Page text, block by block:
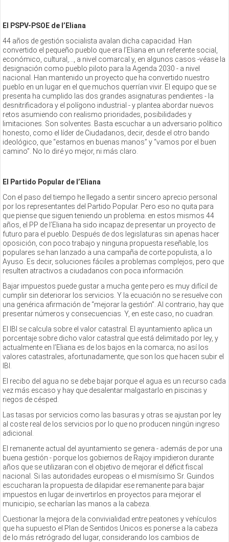
El PSPV-PSOE de l’Eliana
44 años de gestión socialista avalan dicha capacidad. Han
convertido el pequeño pueblo que era l’Eliana en un referente social,
económico, cultural,…, a nivel comarcal y, en algunos casos -véase la
designación como pueblo piloto para la Agenda 2030 - a nivel
nacional. Han mantenido un proyecto que ha convertido nuestro
pueblo en un lugar en el que muchos querrían vivir. El equipo que se
presenta ha cumplido las dos grandes asignaturas pendientes - la
desnitrificadora y el polígono industrial - y plantea abordar nuevos
retos asumiendo con realismo prioridades, posibilidades y
limitaciones. Son solventes. Basta escuchar a un adversario político
honesto, como el líder de Ciudadanos, decir, desde el otro bando
ideológico, que “estamos en buenas manos” y “vamos por el buen
camino”. No lo diré yo mejor, ni más claro.
El Partido Popular de l’Eliana
Con el paso del tiempo he llegado a sentir sincero aprecio personal
por los representantes del Partido Popular. Pero eso no quita para
que piense que siguen teniendo un problema: en estos mismos 44
años, el PP de l’Eliana ha sido incapaz de presentar un proyecto de
futuro para el pueblo. Después de dos legislaturas sin apenas hacer
oposición, con poco trabajo y ninguna propuesta reseñable, los
populares se han lanzado a una campaña de corte populista, a lo
Ayuso. Es decir, soluciones fáciles a problemas complejos, pero que
resulten atractivos a ciudadanos con poca información.
Bajar impuestos puede gustar a mucha gente pero es muy difícil de
cumplir sin deteriorar los servicios. Y la ecuación no se resuelve con
una genérica afirmación de “mejorar la gestión”. Al contrario, hay que
presentar números y consecuencias. Y, en este caso, no cuadran.
El IBI se calcula sobre el valor catastral. El ayuntamiento aplica un
porcentaje sobre dicho valor catastral que está delimitado por ley, y
actualmente en l’Eliana es de los bajos en la comarca; no así los
valores catastrales, afortunadamente, que son los que hacen subir el
IBI.
El recibo del agua no se debe bajar porque el agua es un recurso cada
vez más escaso y hay que desalentar malgastarlo en piscinas y
riegos de césped.
Las tasas por servicios como las basuras y otras se ajustan por ley
al coste real de los servicios por lo que no producen ningún ingreso
adicional.
El remanente actual del ayuntamiento se genera - además de por una
buena gestión - porque los gobiernos de Rajoy impidieron durante
años que se utilizaran con el objetivo de mejorar el déficit fiscal
nacional. Si las autoridades europeas o el mismísimo Sr. Guindos
escucharan la propuesta de dilapidar ese remanente para bajar
impuestos en lugar de invertirlos en proyectos para mejorar el
municipio, se echarían las manos a la cabeza.
Cuestionar la mejora de la convivialidad entre peatones y vehículos
que ha supuesto el Plan de Sentidos Unicos es ponerse a la cabeza
de lo más retrógrado del lugar, considerando los cambios de